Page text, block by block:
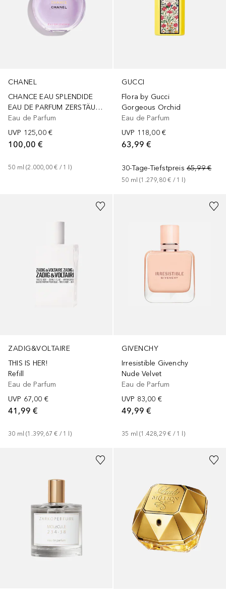
CHANEL
CHANCE EAU SPLENDIDE
EAU DE PARFUM ZERSTÄUBER
Eau de Parfum
UVP 125,00 €
100,00 €
50 ml (2.000,00 € / 1 )
GUCCI
Flora by Gucci
Gorgeous Orchid
Eau de Parfum
UVP 118,00 €
63,99 €
30-Tage-Tiefstpreis 65,99 €
50 ml (1.279,80 € / 1 l)
ZADIG&VOLTAIRE
THIS IS HER!
Refill
Eau de Parfum
UVP 67,00 €
41,99 €
30 ml (1.399,67 € / 1 l)
GIVENCHY
Irresistible Givenchy
Nude Velvet
Eau de Parfum
UVP 83,00 €
49,99 €
35 ml (1.428,29 € / 1 l)
2Größen Gesponsert
2Größen 2Größen